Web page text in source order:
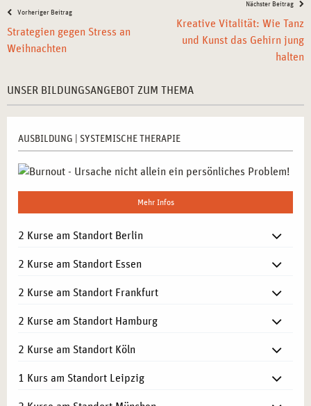
Vorheriger Beitrag
Strategien gegen Stress an
Weihnachten
Nächster Beitrag
Kreative Vitalität: Wie Tanz
und Kunst das Gehirn jung
halten
UNSER BILDUNGSANGEBOT ZUM THEMA
AUSBILDUNG | SYSTEMISCHE THERAPIE
Mehr Infos
2 Kurse am Standort Berlin
2 Kurse am Standort Essen
2 Kurse am Standort Frankfurt
2 Kurse am Standort Hamburg
2 Kurse am Standort Köln
1 Kurs am Standort Leipzig